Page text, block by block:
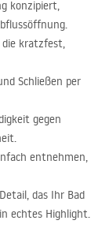
konzipiert,
kratzfest,
Schließen per
gegen
entnehmen,
das Ihr Bad
echtes Highlight.